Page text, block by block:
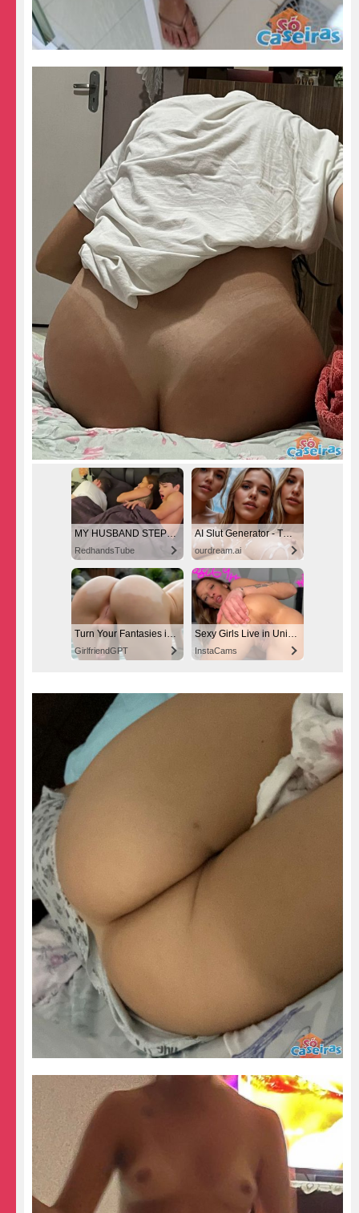
MY HUSBAND STEPSON MISTAKENLY GIVES ME IN THE ASS
RedhandsTube
AI Slut Generator - Turn Your Fantasies into Reality
ourdream.ai
Turn Your Fantasies into Reality
GirlfriendGPT
Sexy Girls Live in United States
InstaCams